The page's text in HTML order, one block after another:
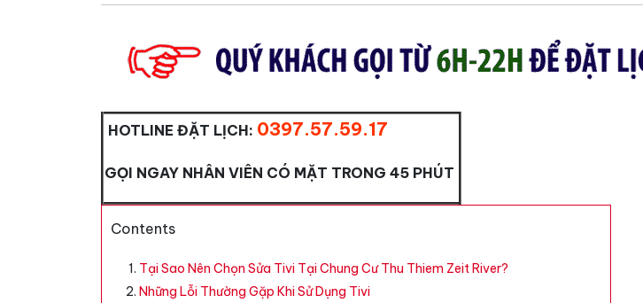
HOTLINE ĐẶT LỊCH: 0397.57.59.17
GỌI NGAY NHÂN VIÊN CÓ MẶT TRONG 45 PHÚT
Contents
Tại Sao Nên Chọn Sửa Tivi Tại Chung Cư Thu Thiem Zeit River?
Những Lỗi Thường Gặp Khi Sử Dụng Tivi